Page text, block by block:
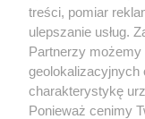
treści, pomiar
ulepszanie usług.
Partnerzy możemy
geolokalizacyjnych
charakterystykę
Ponieważ cenimy